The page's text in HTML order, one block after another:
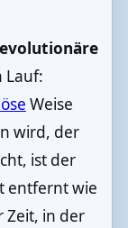
Lauf:
Weise
wird, der
ist der
entfernt wie
Zeit, in der